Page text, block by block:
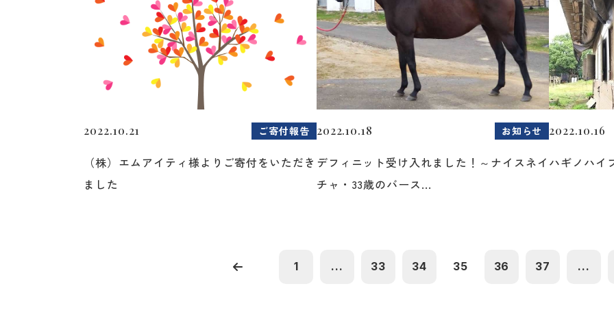
2022.10.21 ご寄付報告
（株）エムアイティ様よりご寄付をいただき
ました
2022.10.18 お知らせ
デフィニット受け入れました！～ナイスネイ
チャ・33歳のバース...
2022.10.16
ハギノハイ
1 ... 33 34 35 36 37 ...